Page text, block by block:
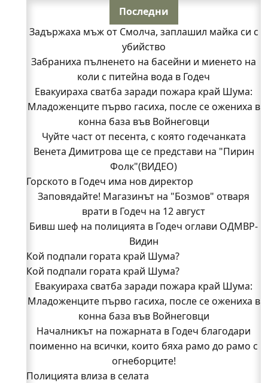
Последни
Задържаха мъж от Смолча, заплашил майка си с
убийство
Забраниха пълненето на басейни и миенето на
коли с питейна вода в Годеч
Евакуираха сватба заради пожара край Шума:
Младоженците първо гасиха, после се ожениха в
конна база във Войнеговци
Чуйте част от песента, с която годечанката
Венета Димитрова ще се представи на "Пирин
Фолк"(ВИДЕО)
Горското в Годеч има нов директор
Заповядайте! Магазинът на "Бозмов" отваря
врати в Годеч на 12 август
Бивш шеф на полицията в Годеч оглави ОДМВР-
Видин
Кой подпали гората край Шума?
Младежи от Люлин и Део сред първите
доброволци на пожара край Шума (СНИМКИ)
Началникът на пожарната в Годеч благодари
поименно на всички, които бяха рамо до рамо с
огнеборците!
150 декара гори, треви и храсти изгоряха край
Годеч, десетки доброволци се хвърлиха в
битката с огъня (СНИМКИ/ВИДЕО)
Кой подпали гората край Шума?
Евакуираха сватба заради пожара край Шума:
Младоженците първо гасиха, после се ожениха в
конна база във Войнеговци
Началникът на пожарната в Годеч благодари
поименно на всички, които бяха рамо до рамо с
огнеборците!
Полицията влиза в селата